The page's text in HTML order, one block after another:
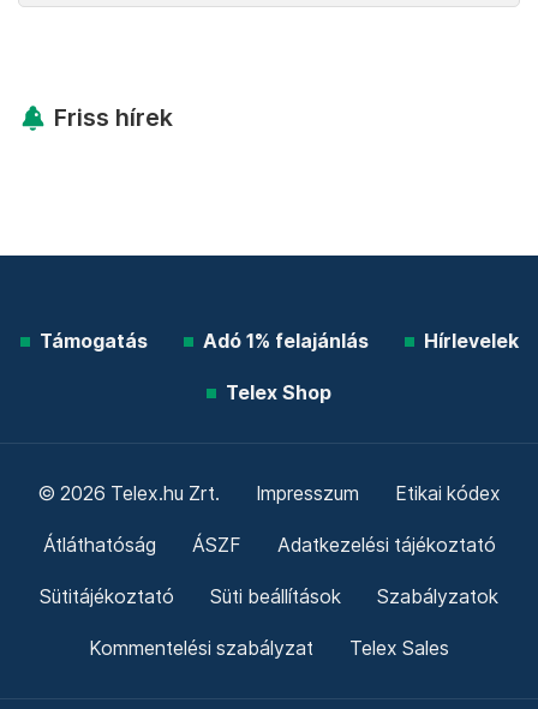
Friss hírek
Támogatás Adó 1% felajánlás Hírlevelek
Telex Shop
© 2026 Telex.hu Zrt. Impresszum Etikai kódex
Átláthatóság ÁSZF Adatkezelési tájékoztató
Sütitájékoztató Süti beállítások Szabályzatok
Kommentelési szabályzat Telex Sales